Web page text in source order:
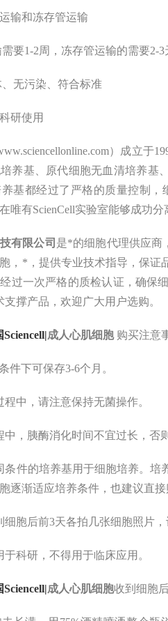
输和冻存管运输
要1-2周，冻存管运输的需要2-3
无污染、符合标准
研使用
.sciencellonline.com）成立于
养基、原代细胞无血清培养基
基都经过了严格的质量控制
唯有ScienCell实验室能够成功分
有限公司 是*的细胞代理供应商
， *，提供专业技术指导 ，保证
过一次严格的质检认证，确保
支撑产品，欢迎广大用户选购。
成人心肌细胞 购买注意
件下可保存3-6个月。
中，请注意保持无菌操作。
中，胰酶消化时间不宜过长，否
条件的培养基用于细胞培养。
逐渐适应培养条件，也建议直
细胞后前3天各拍几张细胞照片
科研，不得用于临床应用。
成人心肌细胞收到细胞